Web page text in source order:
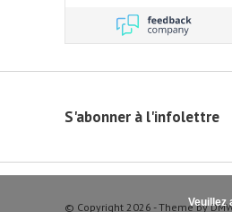
S'abonner à l'infolettre
© Copyright 2026 - Theme byVeuillez